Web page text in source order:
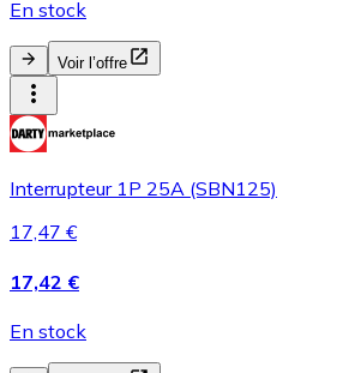
En stock
Voir l’offre
Interrupteur 1P 25A (SBN125)
17,47 €
17,42 €
En stock